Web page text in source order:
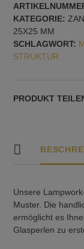
Menge
KATEGORIE:
25X25 MM
SCHLAGWORT:
STRUKTUR
PRODUKT
Unsere
Muster. Die
ermöglicht es
Glasperlen zu